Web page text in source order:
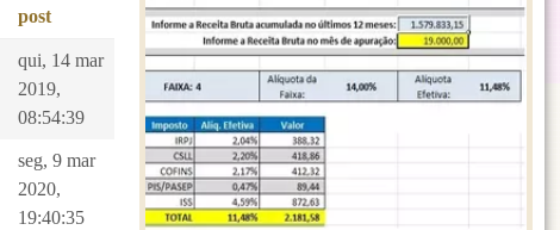
post
qui, 14 mar
2019,
08:54:39
seg, 9 mar
2020,
19:40:35